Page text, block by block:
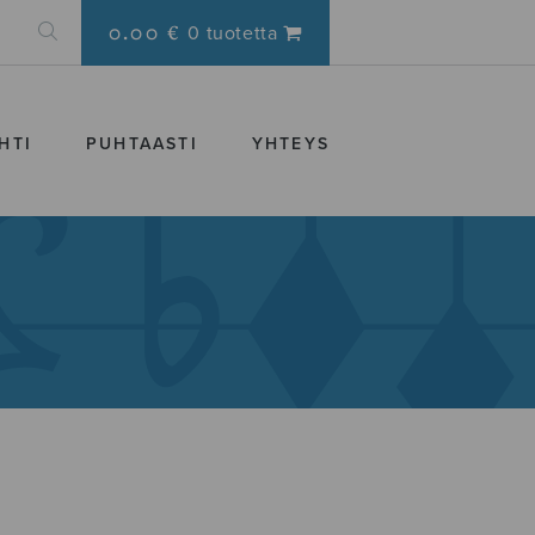
0.00 € 0 tuotetta
PUHTAASTI YHTEYS